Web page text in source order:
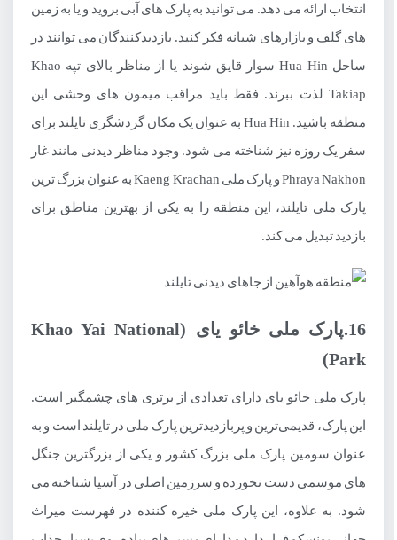
انتخاب ارائه می دهد. می توانید به پارک های آبی بروید و یا به زمین
های گلف و بازارهای شبانه فکر کنید. بازدیدکنندگان می توانند در
ساحل Hua Hin سوار قایق شوند یا از مناظر بالای تپه Khao
Takiap لذت ببرند. فقط باید مراقب میمون های وحشی این
منطقه باشید. Hua Hin به عنوان یک مکان گردشگری تایلند برای
سفر یک روزه نیز شناخته می شود. وجود مناظر دیدنی مانند غار
Phraya Nakhon و پارک ملی Kaeng Krachan به عنوان بزرگ ترین
پارک ملی تایلند، این منطقه را به یکی از بهترین مناطق برای
بازدید تبدیل می کند.
16.پارک ملی خائو یای (Khao Yai National
Park)
پارک ملی خائو یای دارای تعدادی از برتری های چشمگیر است.
این پارک، قدیمی‌ترین و پربازدیدترین پارک ملی در تایلند است و به
عنوان سومین پارک ملی بزرگ کشور و یکی از بزرگترین جنگل
های موسمی دست نخورده و سرزمین اصلی در آسیا شناخته می
شود. به علاوه، این پارک ملی خیره کننده در فهرست میراث